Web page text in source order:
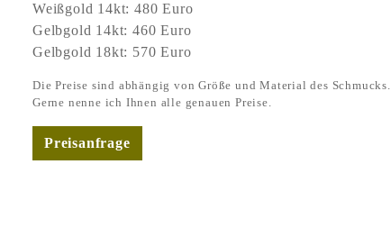
Weißgold 14kt: 480 Euro
Gelbgold 14kt: 460 Euro
Gelbgold 18kt: 570 Euro
Die Preise sind abhängig von Größe und Material des Schmucks.
Gerne nenne ich Ihnen alle genauen Preise.
Preisanfrage